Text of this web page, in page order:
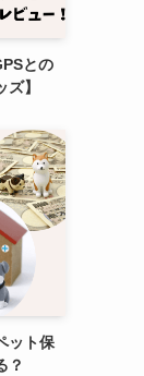
との
】
ット保
？